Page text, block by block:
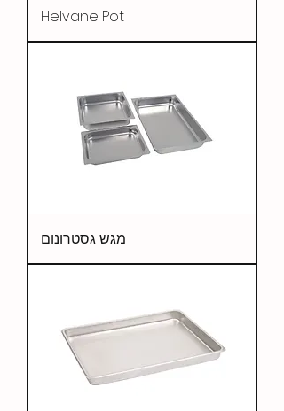
Helvane Pot
מגש גסטרונום